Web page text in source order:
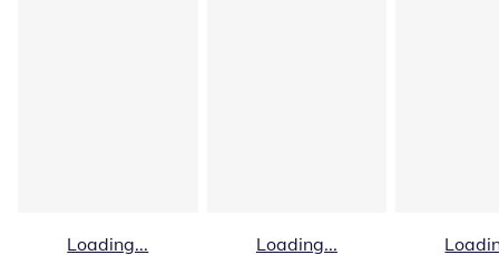
Loading... Loading...